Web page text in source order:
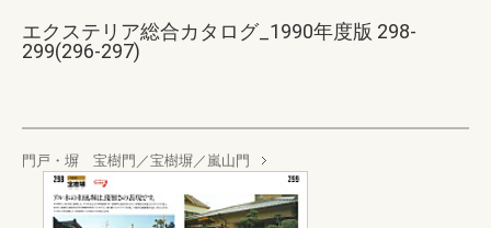
エクステリア総合カタログ_1990年度版 298-
299(296-297)
門戸・塀 宝樹門／宝樹塀／嵐山門